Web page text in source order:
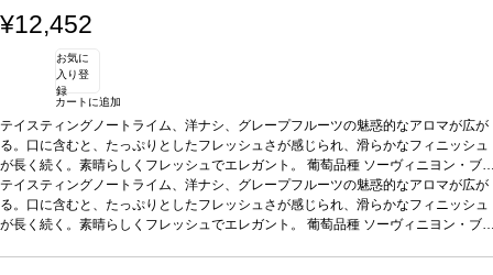
¥12,452
お気に
入り登
録
カートに追加
テイスティングノート ライム、洋ナシ、グレープフルーツの魅惑的なアロマが広が
る。口に含むと、たっぷりとしたフレッシュさが感じられ、滑らかなフィニッシュ
が長く続く。素晴らしくフレッシュでエレガント。 葡萄品種 ソーヴィニヨン・ブ
ラン 100%アーティストザオ・ウーキー (Zao Wou-Ki) 1920年中国北京生まれ。
ザオ ウーキーは、世界で最も知られているフレンチ チャイニーズの画家。彼の人
生、彼のアートは、東と西をつなぐ完璧な架け橋。今日、彼の作品は世界のメジャ
テイスティングノート ライム、洋ナシ、グレープフルーツの魅惑的なアロマが広が
る。口に含むと、たっぷりとしたフレッシュさが感じられ、滑らかなフィニッシュ
が長く続く。素晴らしくフレッシュでエレガント。 葡萄品種 ソーヴィニヨン・ブ